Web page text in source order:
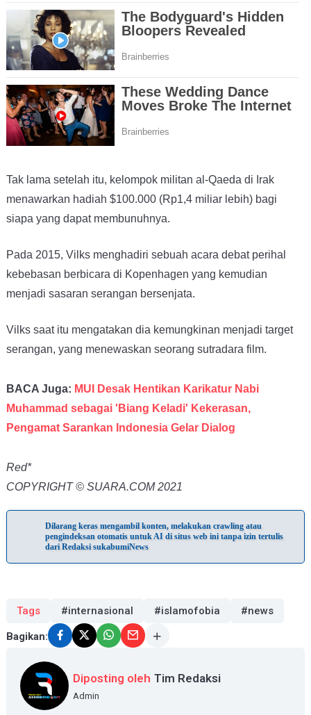
Tak lama setelah itu, kelompok militan al-Qaeda di Irak
menawarkan hadiah $100.000 (Rp1,4 miliar lebih) bagi
siapa yang dapat membunuhnya.
Pada 2015, Vilks menghadiri sebuah acara debat perihal
kebebasan berbicara di Kopenhagen yang kemudian
menjadi sasaran serangan bersenjata.
Vilks saat itu mengatakan dia kemungkinan menjadi target
serangan, yang menewaskan seorang sutradara film.
BACA Juga: MUI Desak Hentikan Karikatur Nabi
Muhammad sebagai 'Biang Keladi' Kekerasan,
Pengamat Sarankan Indonesia Gelar Dialog
Red*
COPYRIGHT © SUARA.COM 2021
Dilarang keras mengambil konten, melakukan crawling atau
pengindeksan otomatis untuk AI di situs web ini tanpa izin tertulis
dari Redaksi sukabumiNews
Tags #internasional #islamofobia #news
Bagikan:
Diposting oleh Tim Redaksi
Admin